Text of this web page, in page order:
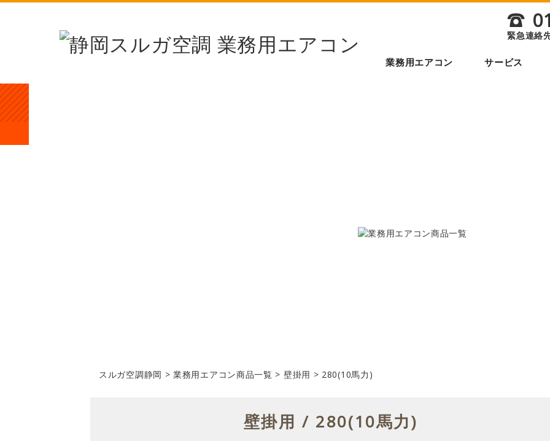
;
緊急連絡
業務用エアコン サービス
スルガ空調静岡 >業務用エアコン商品一覧 > 壁掛用 > 280(10馬力)
壁掛用 / 280(10馬力)